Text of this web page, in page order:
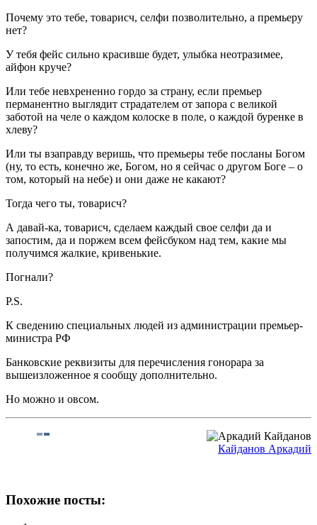
Почему это тебе, товарисч, селфи позволительно, а премьеру
нет?
У тебя фейс сильно красивше будет, улыбка неотразимее,
айфон круче?
Или тебе невхрененно гордо за страну, если премьер
перманентно выглядит страдателем от запора с великой
заботой на челе о каждом колоске в поле, о каждой буренке в
хлеву?
Или ты взаправду веришь, что премьеры тебе посланы Богом
(ну, то есть, конечно же, Богом, но я сейчас о другом Боге – о
том, который на небе) и они даже не какают?
Тогда чего ты, товарисч?
А давай-ка, товарисч, сделаем каждый свое селфи да и
запостим, да и поржем всем фейсбуком над тем, какие мы
получимся жалкие, кривенькие.
Погнали?
P.S.
К сведению специальных людей из администрации премьер-
министра РФ
Банковские реквизиты для перечисления гонорара за
вышеизложенное я сообщу дополнительно.
Но можно и овсом.
Кайданов Аркадий
Похожие посты: